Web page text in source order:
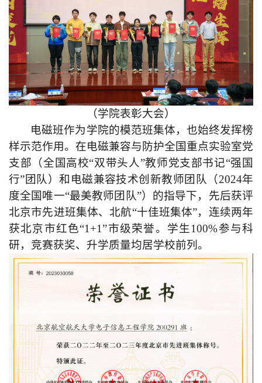
（学院表彰大会）
电磁班作为学院的模范班集体，也始终发挥榜
样示范作用。在电磁兼容与防护全国重点实验室党
支部（全国高校“双带头人”教师党支部书记“强国
行”团队）和电磁兼容技术创新教师团队（2024年
度全国唯一“最美教师团队”）的指导下，先后获评
北京市先进班集体、北航“十佳班集体”，连续两年
获北京市红色“1+1”市级荣誉。学生100%参与科
研，竞赛获奖、升学质量均居学校前列。